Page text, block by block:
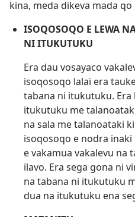
kina, meda dikeva mada qo
ISOQOSOQO E LEWA
NI ITUKUTUKU
Era dau vosayaco
isoqosoqo lalai era
tabana ni itukutuku. Era
itukutuku me
na sala me talanoataki
isoqosoqo e nodra
e vakamua vakalevu na
ilavo. Era sega gona ni
na tabana ni itukutuku
dua na itukutuku ena